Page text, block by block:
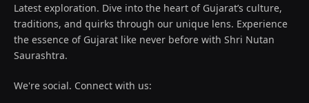
Latest exploration. Dive into the heart of Gujarat’s culture,
traditions, and quirks through our unique lens. Experience
the essence of Gujarat like never before with Shri Nutan
Saurashtra.
We're social. Connect with us: